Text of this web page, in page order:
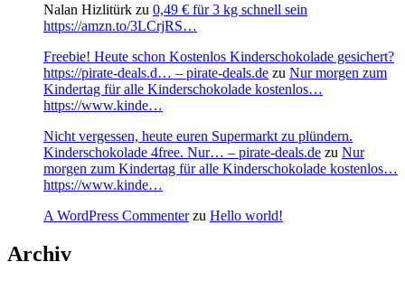
Nalan Hizlitürk zu 0,49 € für 3 kg schnell sein
https://amzn.to/3LCrjRS…
Freebie! Heute schon Kostenlos Kinderschokolade gesichert?
https://pirate-deals.d… – pirate-deals.de zu Nur morgen zum
Kindertag für alle Kinderschokolade kostenlos…
https://www.kinde…
Nicht vergessen, heute euren Supermarkt zu plündern.
Kinderschokolade 4free. Nur… – pirate-deals.de zu Nur
morgen zum Kindertag für alle Kinderschokolade kostenlos…
https://www.kinde…
A WordPress Commenterzu Hello world!
Archiv